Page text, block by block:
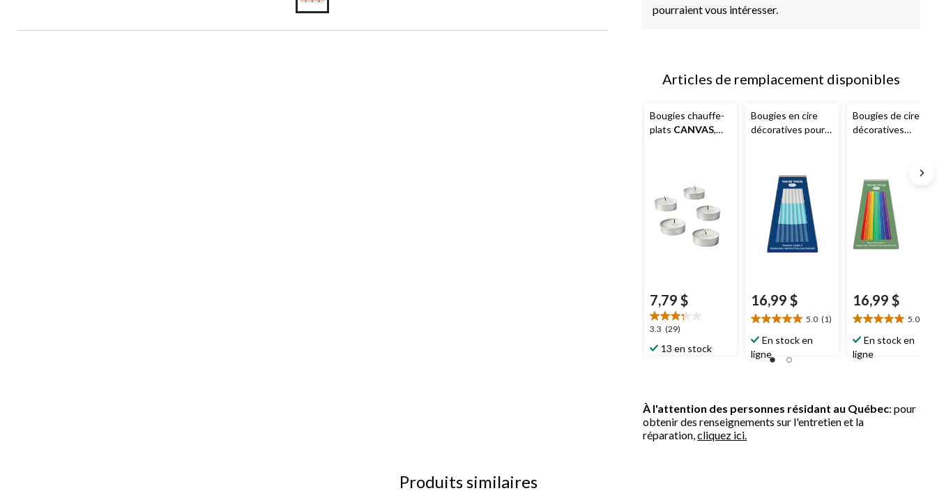
pourraient vous intéresser.
Articles de remplacement disponibles
Bougies chauffe-
plats CANVAS,
7,79 $
3.3 (29)
3.3
étoile(s)
sur
13 en stock
Bougies en cire
décoratives pour
16,99 $
5.0 (1)
5.0
étoile(s)
sur
En stock en
ligne
Bougies de cire
décoratives
fête de Hanoukka,
paquet de 45
16,99 $
5.0
5.0
étoile(s)
sur
En stock en
ligne
À l'attention des personnes résidant au Québec: pour
obtenir des renseignements sur l'entretien et la
réparation,cliquez ici.
Produits similaires